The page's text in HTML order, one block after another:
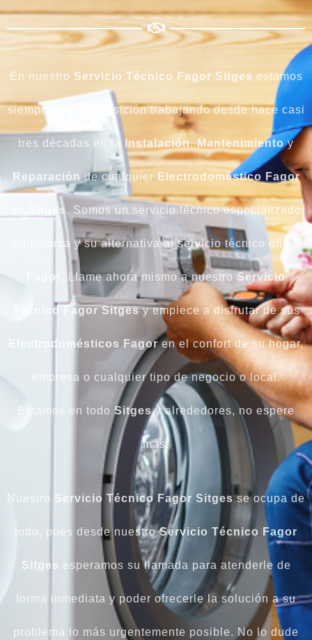
En nuestro Servicio Técnico Fagor Sitges estamos
siempre a su disposición trabajando desde hace casi
tres décadas en la Instalación,Mantenimientoy
Reparación de cualquier Electrodoméstico Fagor
Sitges. Somos un servicio técnico especializado
multimarca y su alternativa al servicio técnico oficial
Fagor . Llame ahora mismo a nuestro Servicio
Técnico Fagor Sitgesy empiece a disfrutar de sus
Electrodomésticos Fagoren el confort de su hogar,
empresa o cualquier tipo de negocio o local.
Estamos en todo Sitgesy alrededores, no espere
más.
Nuestro Servicio Técnico Fagor Sitgesse ocupa de
todo, pues desde nuestroServicio Técnico Fagor
Sitges esperamos su llamada para atenderle de
forma inmediata y poder ofrecerle la solución a su
problema lo más urgentemente posible. No lo dude